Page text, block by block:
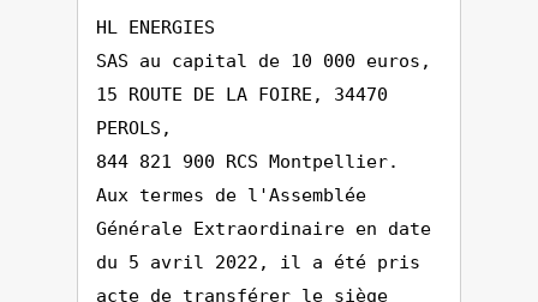
HL ENERGIES
SAS au capital de 10 000 euros,
15 ROUTE DE LA FOIRE, 34470
PEROLS,
844 821 900 RCS Montpellier.
Aux termes de l'Assemblée
Générale Extraordinaire en date
du 5 avril 2022, il a été pris
acte de transférer le siège